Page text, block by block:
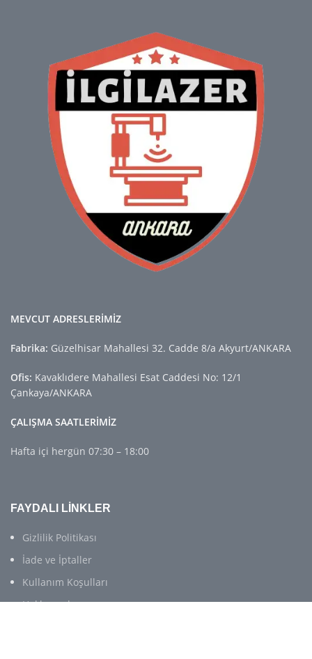
MEVCUT ADRESLERİMİZ
Fabrika: Güzelhisar Mahallesi 32. Cadde 8/a Akyurt/ANKARA
Ofis: Kavaklıdere Mahallesi Esat Caddesi No: 12/1
Çankaya/ANKARA
ÇALIŞMA SAATLERİMİZ
Hafta içi hergün 07:30 – 18:00
FAYDALI LİNKLER
Gizlilik Politikası
İade ve İptaller
Kullanım Koşulları
Hakkımızda